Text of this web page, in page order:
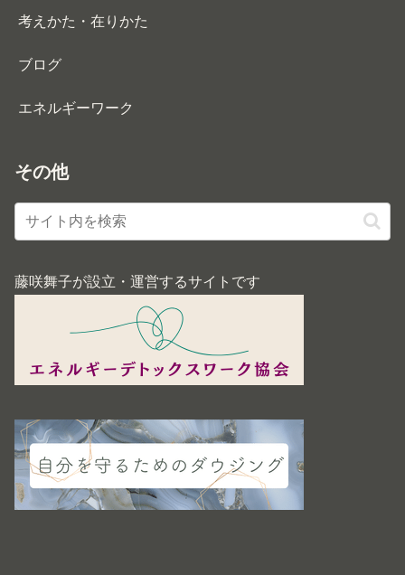
考えかた・在りかた
ブログ
エネルギーワーク
その他
藤咲舞子が設立・運営するサイトです